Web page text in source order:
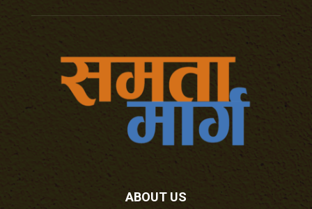
ABOUT US